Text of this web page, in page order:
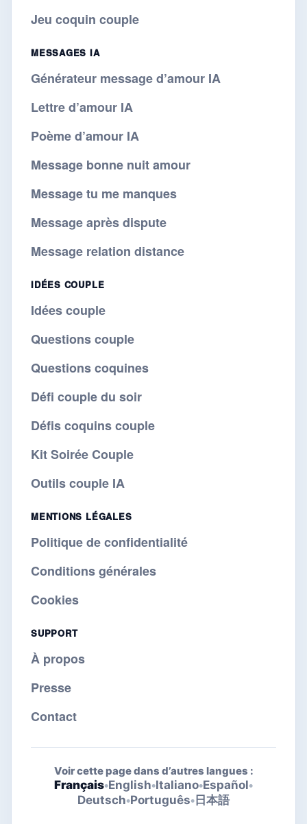
Jeu coquin couple
MESSAGES IA
Générateur message d’amour IA
Lettre d’amour IA
Poème d’amour IA
Message bonne nuit amour
Message tu me manques
Message après dispute
Message relation distance
IDÉES COUPLE
Idées couple
Questions couple
Questions coquines
Défi couple du soir
Défis coquins couple
Kit Soirée Couple
Outils couple IA
MENTIONS LÉGALES
Politique de confidentialité
Conditions générales
Cookies
SUPPORT
À propos
Presse
Contact
Voir cette page dans d’autres langues :
Français•English•Italiano•Español•
Deutsch•Português• 日本語